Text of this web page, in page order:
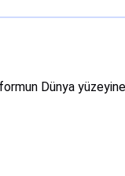
Dünya